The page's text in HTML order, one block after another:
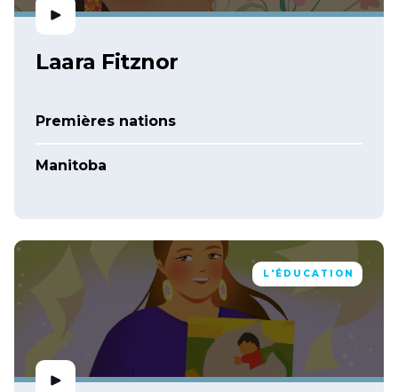
Laara Fitznor
Premières nations
Manitoba
L'ÉDUCATION